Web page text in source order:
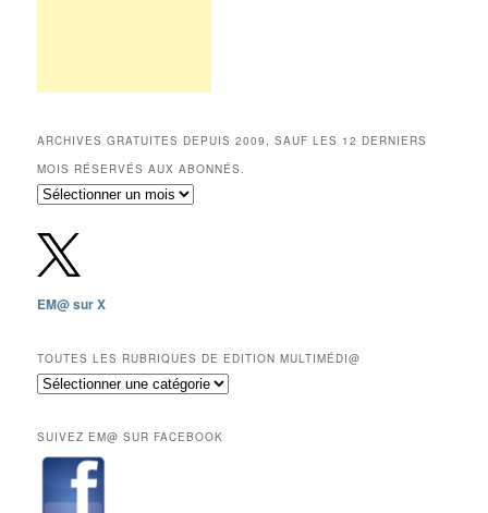
ARCHIVES GRATUITES DEPUIS 2009, SAUF LES 12 DERNIERS
MOIS RÉSERVÉS AUX ABONNÉS.
Archives
depuis
2009,
sauf
les
mois
réservés
aux
EM@ sur X
TOUTES LES RUBRIQUES DE EDITION MULTIMÉDI@
Toutes
de
Edition
Multimédi@
SUIVEZ EM@ SUR FACEBOOK